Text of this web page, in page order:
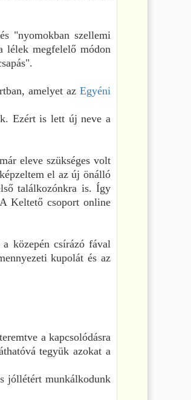
"nyomokban szellemi
lélek megfelelő módon
amelyet az Egyéni
Ezért is lett új neve a
eleve szükséges volt
el az új önálló
találkozónkra is. Így
Keltető csoport online
közepén csírázó fával
kupolát és az
a kapcsolódásra
tegyük azokat a
jóllétért munkálkodunk